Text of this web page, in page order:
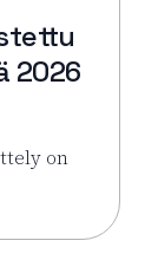
2026
on
museon